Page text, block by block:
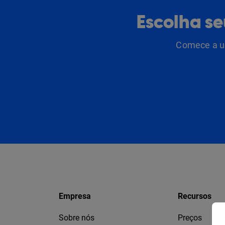
Escolha
Comece a
Empresa
Sobre nós
Recursos
Preços